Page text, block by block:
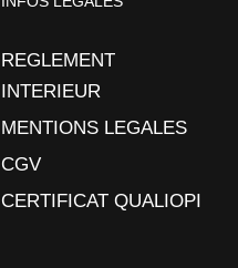
REGLEMENT
INTERIEUR
MENTIONS LEGALES
CGV
CERTIFICAT QUALIOPI